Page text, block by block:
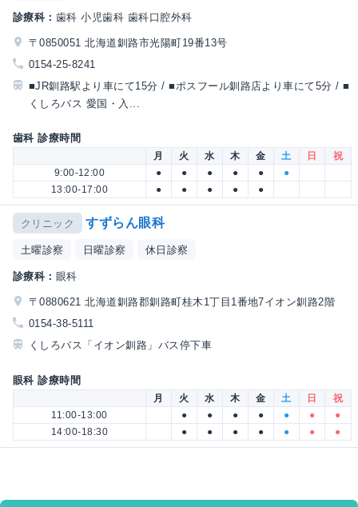
診療科： 歯科 小児歯科 歯科口腔外科
〒0850051 北海道釧路市光陽町19番13号
0154-25-8241
■JR釧路駅より車にて15分 / ■ポスフール釧路店より車にて5分 / ■
くしろバス 愛国・入...
歯科 診療時間
月 火 水 木 金 土 日
祝
9:00-12:00
● ● ● ● ●
●
13:00-17:00
● ● ● ● ●
クリニック すずらん眼科
土曜診察 日曜診察 休日診察
診療科： 眼科
〒0880621 北海道釧路郡釧路町桂木1丁目1番地7イオン釧路2階
0154-38-5111
くしろバス「イオン釧路」バス停下車
眼科 診療時間
月 火 水 木 金 土 日
祝
11:00-13:00
● ● ● ● ● ●
●
14:00-18:30
● ● ● ● ● ● ●